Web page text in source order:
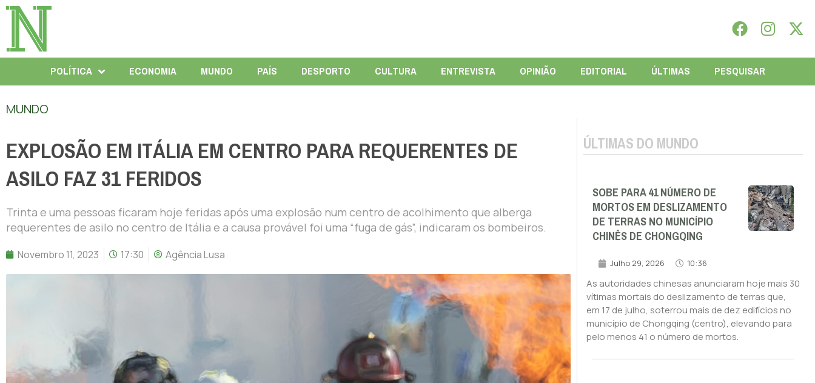
POLÍTICA ECONOMIA MUNDO PAÍS DESPORTO CULTURA ENTREVISTA OPINIÃO EDITORIAL ÚLTIMAS PESQUISAR
MUNDO
EXPLOSÃO EM ITÁLIA EM CENTRO PARA REQUERENTES DE
ASILO FAZ 31 FERIDOS
Trinta e uma pessoas ficaram hoje feridas após uma explosão num centro de acolhimento que alberga
requerentes de asilo no centro de Itália e a causa provável foi uma “fuga de gás”, indicaram os bombeiros.
Novembro 11, 2023 17:30 Agência Lusa
ÚLTIMAS DO MUNDO
SOBE PARA 41 NÚMERO DE
MORTOS EM DESLIZAMENTO
DE TERRAS NO MUNICÍPIO
CHINÊS DE CHONGQING
Julho 29, 2026 10:36
As autoridades chinesas anunciaram hoje mais 30
vítimas mortais do deslizamento de terras que,
em 17 de julho, soterrou mais de dez edifícios no
município de Chongqing (centro), elevando para
pelo menos 41 o número de mortos.